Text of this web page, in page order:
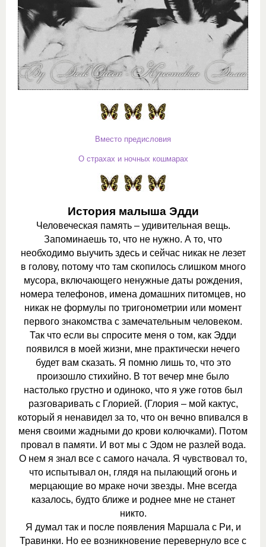
Вместо предисловия
О страхах и ночных кошмарах
История малыша Эдди
Человеческая память – удивительная вещь.
Запоминаешь то, что не нужно. А то, что
необходимо выучить здесь и сейчас никак не лезет
в голову, потому что там скопилось слишком много
мусора, включающего ненужные даты рождения,
номера телефонов, имена домашних питомцев, но
никак не формулы по тригонометрии или момент
первого знакомства с замечательным человеком.
Так что если вы спросите меня о том, как Эдди
появился в моей жизни, мне практически нечего
будет вам сказать. Я помню лишь то, что это
произошло стихийно. В тот вечер мне было
настолько грустно и одиноко, что я уже готов был
разговаривать с Глорией. (Глория – мой кактус,
который я ненавидел за то, что он вечно впивался в
меня своими жадными до крови колючками). Потом
провал в памяти. И вот мы с Эдом не разлей вода.
О нем я знал все с самого начала. Я чувствовал то,
что испытывал он, глядя на пылающий огонь и
мерцающие во мраке ночи звезды. Мне всегда
казалось, будто ближе и роднее мне не станет
никто.
Я думал так и после появления Маршала с Ри, и
Травинки. Но ее возникновение перевернуло все с